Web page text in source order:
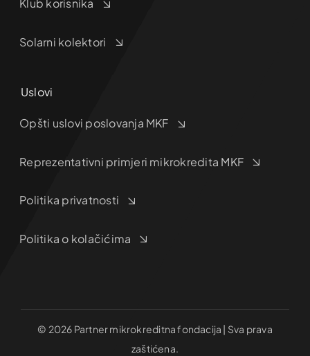
Klub korisnika
Solarni kolektori
Uslovi
Opšti uslovi poslovanja MKF
Reprezentativni primjeri mikrokredita MKF
Politika privatnosti
Politika o kolačićima
© 2026 Partner mikrokreditna fondacija | Sva prava
zaštićena.